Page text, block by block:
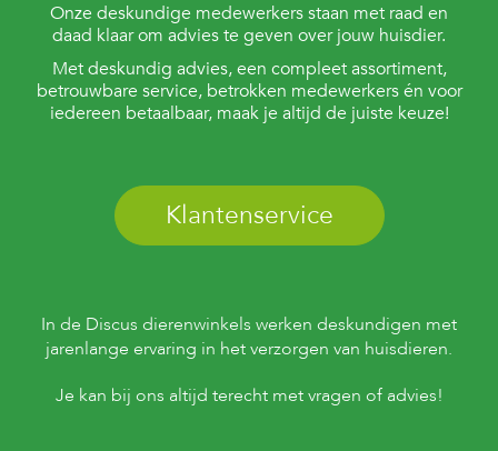
Onze deskundige medewerkers staan met raad en
daad klaar om advies te geven over jouw huisdier.
Met deskundig advies, een compleet assortiment,
betrouwbare service, betrokken medewerkers én voor
iedereen betaalbaar, maak je altijd de juiste keuze!
Klantenservice
In de Discus dierenwinkels werken deskundigen met
jarenlange ervaring in het verzorgen van huisdieren.
Je kan bij ons altijd terecht met vragen of advies!